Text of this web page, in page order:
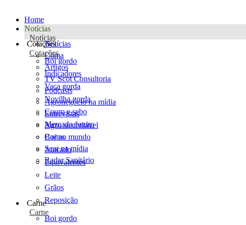
Home
Notícias
Notícias
Notícias
Clima
Artigos
TV Scot Consultoria
Podcasts
Agronegócio na mídia
Entrevistas
Agro sustentável
Cartas
Scot na mídia
Radar Sanitário
Cotações
Cotações
Boi gordo
Indicadores
Vaca gorda
Novilha gorda
Couro e sebo
Mercado futuro
Boi no mundo
Atacado
Equivalentes
Leite
Grãos
Reposição
Carne
Carne
Boi gordo